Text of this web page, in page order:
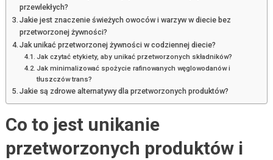
przewlekłych?
Jakie jest znaczenie świeżych owoców i warzyw w diecie bez
przetworzonej żywności?
Jak unikać przetworzonej żywności w codziennej diecie?
Jak czytać etykiety, aby unikać przetworzonych składników?
Jak minimalizować spożycie rafinowanych węglowodanów i
tłuszczów trans?
Jakie są zdrowe alternatywy dla przetworzonych produktów?
Co to jest unikanie
przetworzonych produktów i